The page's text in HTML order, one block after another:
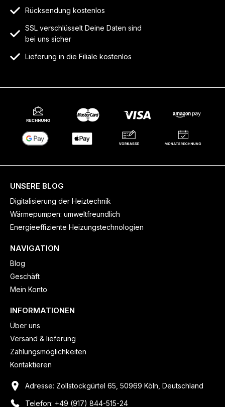
Rücksendung kostenlos
SSL verschlüsselt Deine Daten sind
bei uns sicher
Lieferung in die Filiale kostenlos
UNSERE BLOG
Digitalisierung der Heiztechnik
Wärmepumpen: umweltfreundlich
Energieeffiziente Heizungstechnologien
NAVIGATION
Blog
Geschäft
Mein Konto
INFORMATIONEN
Über uns
Versand & lieferung
Zahlungsmöglichkeiten
Kontaktieren
Adresse: Zollstockgürtel 65, 50969 Köln, Deutschland
Telefon: +49 (917) 844-515-24